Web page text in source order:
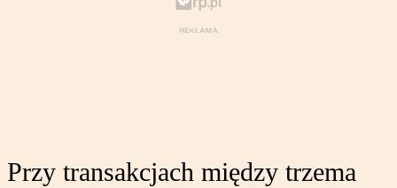
Przy transakcjach między trzema